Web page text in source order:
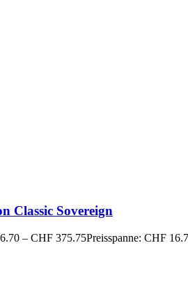
Classic Sovereign
– CHF 375.75Preisspanne: CHF